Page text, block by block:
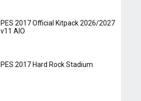
PES 2017 Official Kitpack 2026/2027
v11 AIO
PES 2017 Hard Rock Stadium